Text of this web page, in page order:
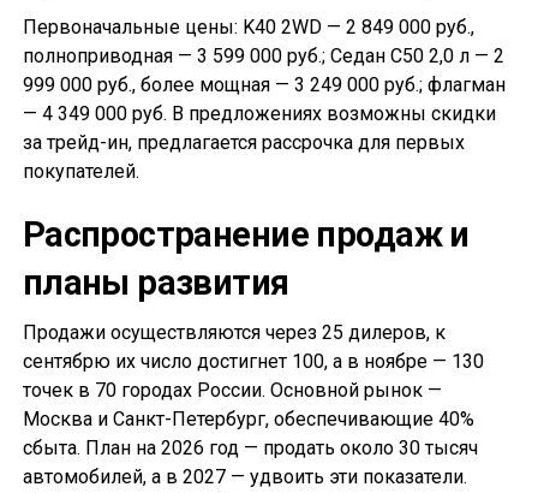
Первоначальные цены: K40 2WD — 2 849 000 руб.,
полноприводная — 3 599 000 руб.; Седан С50 2,0 л — 2
999 000 руб., более мощная — 3 249 000 руб.; флагман
— 4 349 000 руб. В предложениях возможны скидки
за трейд-ин, предлагается рассрочка для первых
покупателей.
Распространение продаж и
планы развития
Продажи осуществляются через 25 дилеров, к
сентябрю их число достигнет 100, а в ноябре — 130
точек в 70 городах России. Основной рынок —
Москва и Санкт-Петербург, обеспечивающие 40%
сбыта. План на 2026 год — продать около 30 тысяч
автомобилей, а в 2027 — удвоить эти показатели.